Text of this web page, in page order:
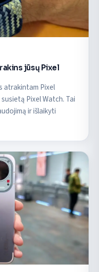
jūsų Pixel
atrakintam Pixel
Pixel Watch. Tai
ir išlaikyti